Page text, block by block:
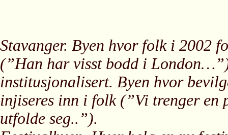
Stavanger. Byen hvor folk i 2002
(”Han har visst bodd i
institusjonalisert. Byen hvor
injiseres inn i folk (”Vi trenger en
utfolde seg..”).